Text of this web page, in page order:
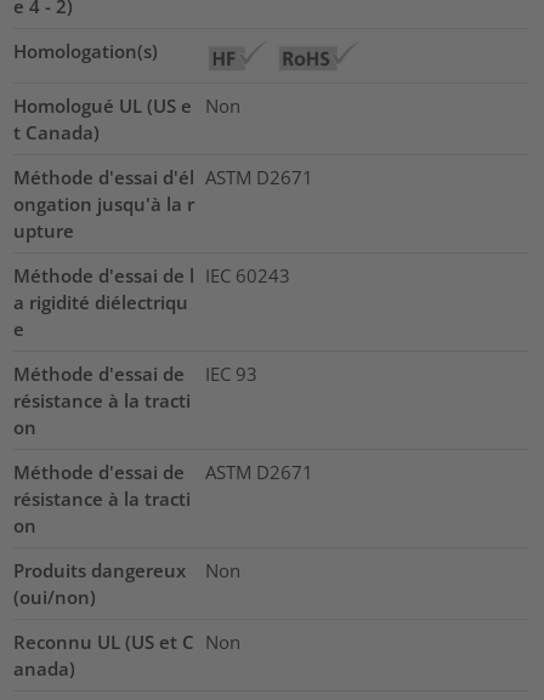
e 4 - 2)
Homologation(s)
Homologué UL (US e
t Canada)
Non
Méthode d'essai d'él
ongation jusqu'à la r
upture
ASTM D2671
Méthode d'essai de l
a rigidité diélectriqu
e
IEC 60243
Méthode d'essai de
résistance à la tracti
on
IEC 93
Méthode d'essai de
résistance à la tracti
on
ASTM D2671
Produits dangereux
(oui/non)
Non
Reconnu UL (US et C
anada)
Non